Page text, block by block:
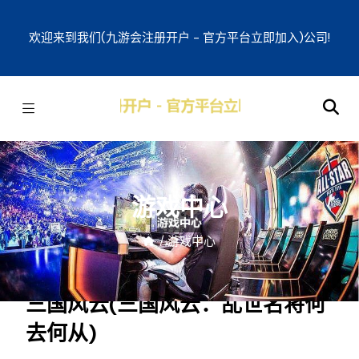
欢迎来到我们(九游会注册开户 - 官方平台立即加入)公司!
游戏中心
/ 游戏中心
三国风云(三国风云：乱世名将何
去何从)